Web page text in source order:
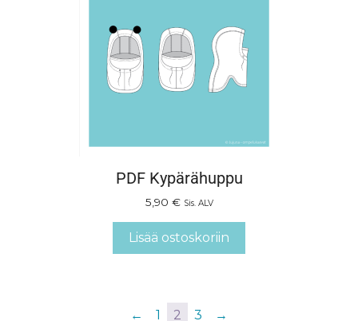
PDF Kypärähuppu
5,90 € Sis. ALV
Lisää ostoskoriin
← 1 2 3 →